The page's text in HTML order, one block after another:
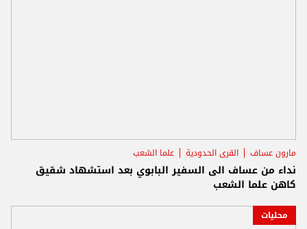
مارون عساف القرى الحدودية علما الشعب
نداء من عساف الى السفير البابوي بعد استشهاد شقيق
كاهن علما الشعب
محليات